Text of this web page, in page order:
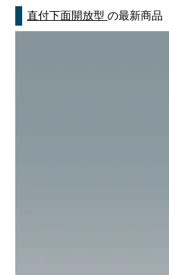
直付下面開放型の最新商品